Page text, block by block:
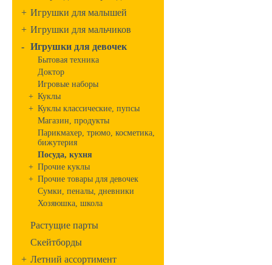
+ Игрушки для малышей
+ Игрушки для мальчиков
- Игрушки для девочек
Бытовая техника
Доктор
Игровые наборы
+ Куклы
+ Куклы классические, пупсы
Магазин, продукты
Парикмахер, трюмо, косметика,
бижутерия
Посуда, кухня
+ Прочие куклы
+ Прочие товары для девочек
Сумки, пеналы, дневники
Хозяюшка, школа
Растущие парты
Скейтборды
+ Летний ассортимент